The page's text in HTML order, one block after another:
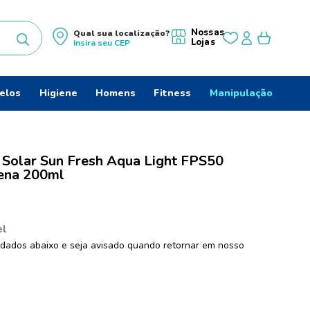
Qual sua localização?
Insira seu CEP
Nossas
Lojas
Higiene Homens Fitness Manipulação
Sun Fresh Aqua Light FPS50
200ml